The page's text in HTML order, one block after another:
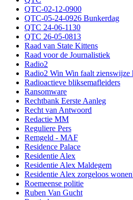
QTC-02-12-0900
QTC-05-24-0926 Bunkerdag
QTC 24-06-1130
QTC 26-05-0813
Raad van State Kittens
Raad voor de Journalistiek
Radio2
Radio2 Win Win faalt zienswijze
Radioactieve bliksemafleiders
Ransomware
Rechtbank Eerste Aanleg
Recht van Antwoord
Redactie MM
Reguliere Pers
Remgeld - MAF
Residence Palace
Residentie Alex
Residentie Alex Maldegem
Residentie Alex zorgeloos
Roemeense politie
Ruben Van Gucht